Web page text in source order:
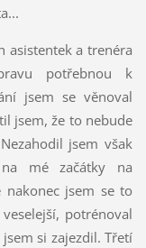
asistentek a trenéra
potřebnou k
jsem se věnoval
jsem, že to nebude
jsem však
mé začátky na
nakonec jsem se to
potrénoval
si zajezdil. Třetí